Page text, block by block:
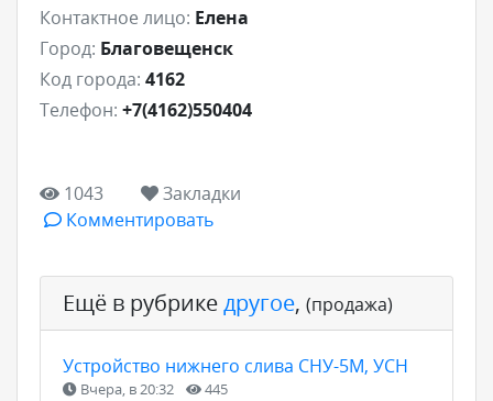
Контактное лицо: Елена
Город: Благовещенск
Код города: 4162
Телефон: +7(4162)550404
1043
Закладки
Комментировать
Ещё в рубрикедругое, (продажа)
Устройство нижнего слива СНУ-5М, УСН
Вчера, в 20:32 445